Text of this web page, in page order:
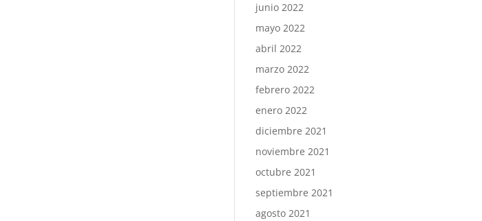
junio 2022
mayo 2022
abril 2022
marzo 2022
febrero 2022
enero 2022
diciembre 2021
noviembre 2021
octubre 2021
septiembre 2021
agosto 2021